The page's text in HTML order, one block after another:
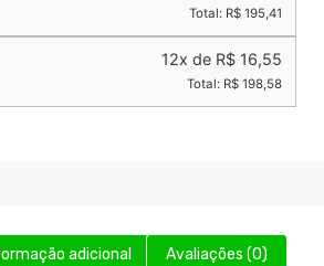
Total: R$ 195,41
12x de R$ 16,55
Total: R$ 198,58
adicional Avaliações (0)